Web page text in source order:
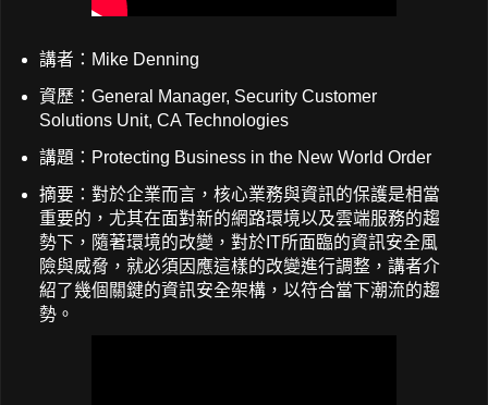
講者：Mike Denning
資歷：General Manager, Security Customer
Solutions Unit, CA Technologies
講題：Protecting Business in the New World Order
摘要：對於企業而言，核心業務與資訊的保護是相當
重要的，尤其在面對新的網路環境以及雲端服務的趨
勢下，隨著環境的改變，對於IT所面臨的資訊安全風
險與威脅，就必須因應這樣的改變進行調整，講者介
紹了幾個關鍵的資訊安全架構，以符合當下潮流的趨
勢。